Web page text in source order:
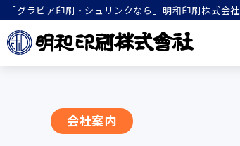
「グラビア印刷・シュリンクなら」明和印刷株式会社
会社案内